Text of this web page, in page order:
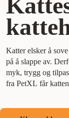
Katter elsker å
på å slappe av.
myk, trygg og
fra PetXL får
mulighet til å